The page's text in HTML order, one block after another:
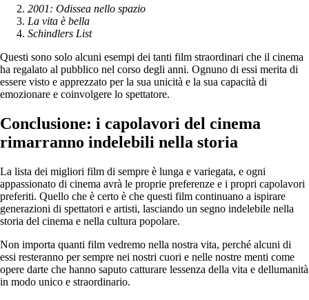
2001: Odissea nello spazio
La vita è bella
Schindlers List
Questi sono solo alcuni esempi dei tanti film straordinari che il cinema
ha regalato al pubblico nel corso degli anni. Ognuno di essi merita di
essere visto e apprezzato per la sua unicità e la sua capacità di
emozionare e coinvolgere lo spettatore.
Conclusione: i capolavori del cinema
rimarranno indelebili nella storia
La lista dei migliori film di sempre è lunga e variegata, e ogni
appassionato di cinema avrà le proprie preferenze e i propri capolavori
preferiti. Quello che è certo è che questi film continuano a ispirare
generazioni di spettatori e artisti, lasciando un segno indelebile nella
storia del cinema e nella cultura popolare.
Non importa quanti film vedremo nella nostra vita, perché alcuni di
essi resteranno per sempre nei nostri cuori e nelle nostre menti come
opere darte che hanno saputo catturare lessenza della vita e dellumanità
in modo unico e straordinario.